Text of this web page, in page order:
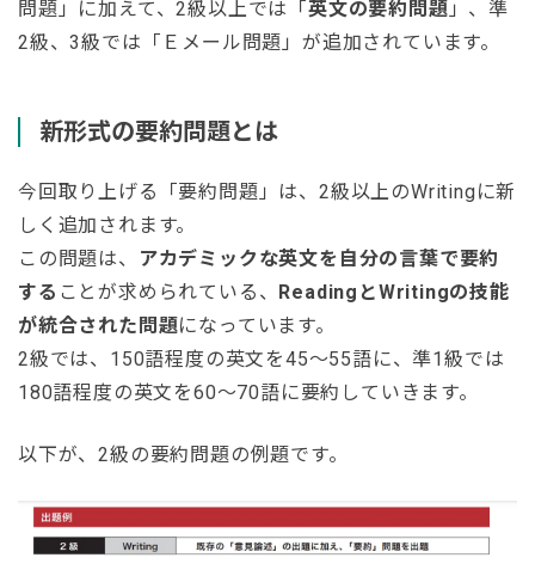
問題」に加えて、2級以上では「英文の要約問題 」、準
2級、3級では「Ｅメール問題」が追加されています。
新形式の要約問題とは
今回取り上げる「要約問題」は、2級以上のWritingに新
しく追加されます。
この問題は、
アカデミックな英文を自分の言葉で要約
する ことが求められている、 ReadingとWritingの技能
が統合された問題になっています。
2級では、150語程度の英文を45〜55語に、準1級では
180語程度の英文を60〜70語に要約していきます。
以下が、2級の要約問題の例題です。